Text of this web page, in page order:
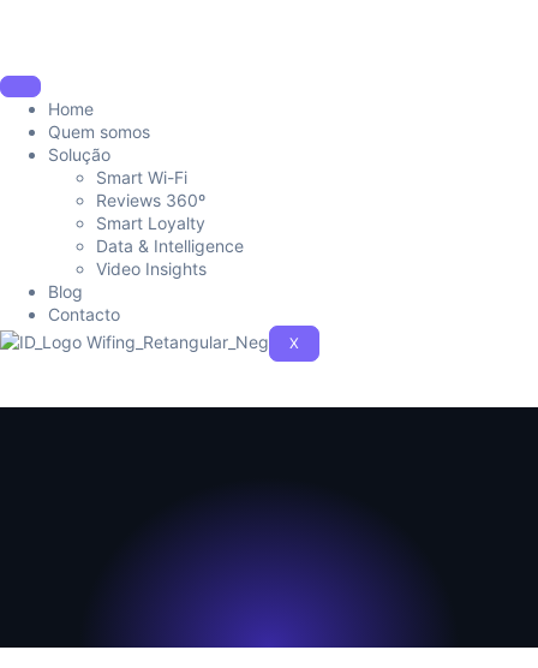
Home
Quem somos
Solução
Smart Wi-Fi
Reviews 360º
Smart Loyalty
Data & Intelligence
Video Insights
Blog
Contacto
X